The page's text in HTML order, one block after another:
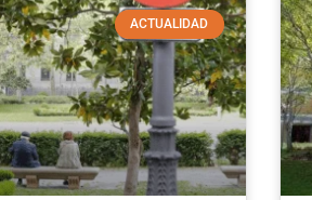
ACTUALIDAD